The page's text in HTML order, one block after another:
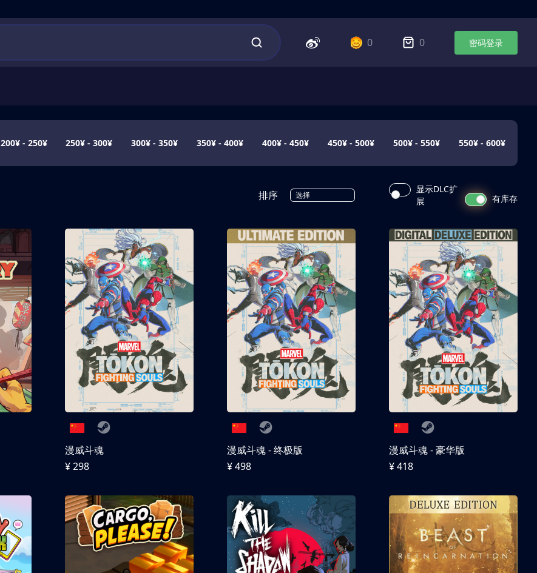
0 0 密码登录
200¥ - 250¥ 250¥ - 300¥ 300¥ - 350¥ 350¥ - 400¥ 400¥ - 450¥ 450¥ - 500¥ 500¥ - 550¥ 550¥ - 600¥
排序 选择
显示DLC扩
展
有库存
漫威斗魂
¥ 298
漫威斗魂 - 终极版
¥ 498
漫威斗魂 - 豪华版
¥ 418